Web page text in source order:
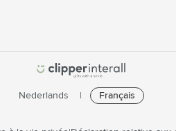
Nederlands Français